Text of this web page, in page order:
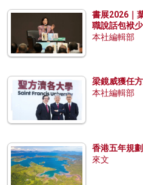
書展2026｜
職說話包袱少
本社編輯部
梁鏡威獲任
本社編輯部
香港五年規
來文